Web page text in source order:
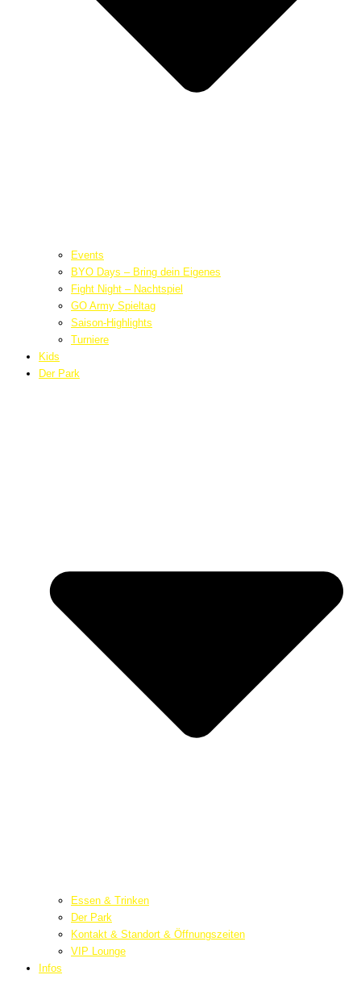
Events
BYO Days – Bring dein Eigenes
Fight Night – Nachtspiel
GO Army Spieltag
Saison-Highlights
Turniere
Kids
Der Park
Essen & Trinken
Der Park
Kontakt & Standort & Öffnungszeiten
VIP Lounge
Infos